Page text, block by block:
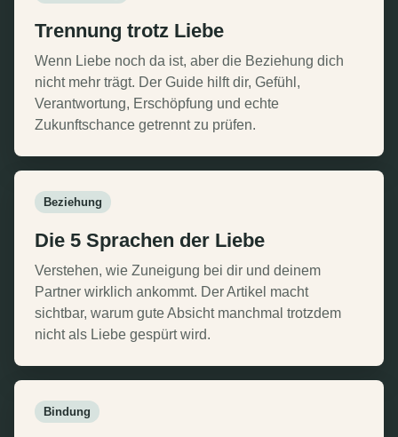
Trennung trotz Liebe
Wenn Liebe noch da ist, aber die Beziehung dich
nicht mehr trägt. Der Guide hilft dir, Gefühl,
Verantwortung, Erschöpfung und echte
Zukunftschance getrennt zu prüfen.
Beziehung
Die 5 Sprachen der Liebe
Verstehen, wie Zuneigung bei dir und deinem
Partner wirklich ankommt. Der Artikel macht
sichtbar, warum gute Absicht manchmal trotzdem
nicht als Liebe gespürt wird.
Bindung